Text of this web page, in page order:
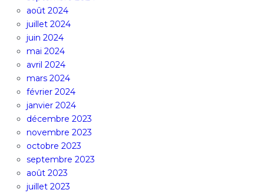
août 2024
juillet 2024
juin 2024
mai 2024
avril 2024
mars 2024
février 2024
janvier 2024
décembre 2023
novembre 2023
octobre 2023
septembre 2023
août 2023
juillet 2023